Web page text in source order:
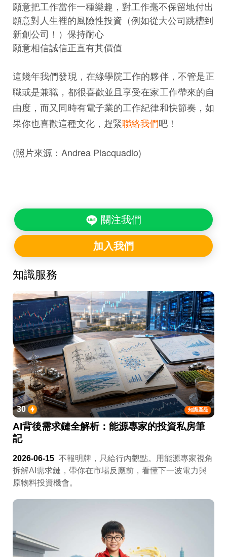
願意把工作當作一種樂趣，對工作毫不保留地付出
願意對人生裡的風險性投資（例如從大公司跳槽到
新創公司！）保持耐心
願意相信誠信正直有其價值
這幾年我們發現，在綠學院工作的夥伴，不管是正
職或是兼職，都很喜歡並且享受在家工作帶來的自
由度，而又同時有電子業的工作紀律和快節奏，如
果你也喜歡這種文化，趕緊聯絡我們吧！
(照片來源：Andrea Piacquadio)
關注我們
加入我們
知識服務
知識產品
30
AI背後需求鏈全解析：能源專家的投資私房筆
記
2026-06-15 不報明牌，只給行內觀點。用能源專家視角
拆解AI需求鏈，帶你在市場反應前，看懂下一波電力與
原物料投資機會。